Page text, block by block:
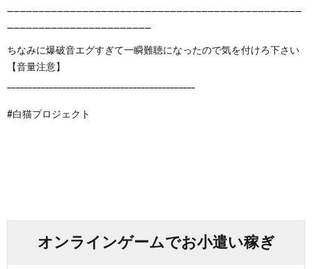
ちなみに爆破音エグすぎて一瞬難聴になったので気を付けろ下さい
【音量注意】
#白猫プロジェクト
オンラインゲームでお小遣い稼ぎ